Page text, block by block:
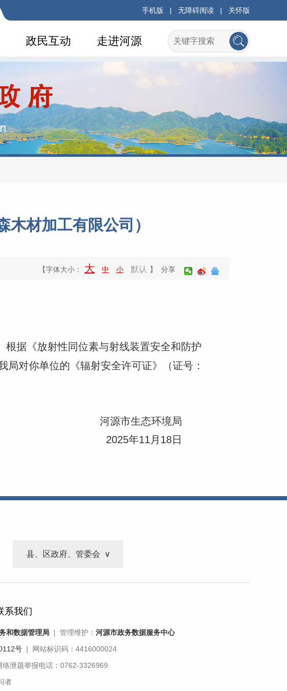
手机版 | 无障碍阅读 | 关怀版
走进河源
政民互动
材加工有限公司）
【字体大小： 大 中 小 默认 】 分享
据《放射性同位素与射线装置安全和防护
对你单位的《辐射安全许可证》（证号：
河源市生态环境局
2025年11月18日
县、区政府、管委会
系我们
和数据管理局 | 管理维护： 河源市政务数据服务中心
号 | 网站标识码：4416000024
泄题举报电话：0762-3326969
者